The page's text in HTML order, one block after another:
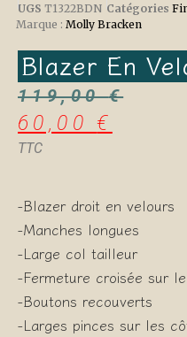
UGS T1322BDN Catégories
Marque : Molly Bracken
Blazer En
119,00€
60,00€
TTC
-Blazer droit en velours
-Manches longues
-Large col tailleur
-Fermeture croisée sur
-Boutons recouverts
-Larges pinces sur les